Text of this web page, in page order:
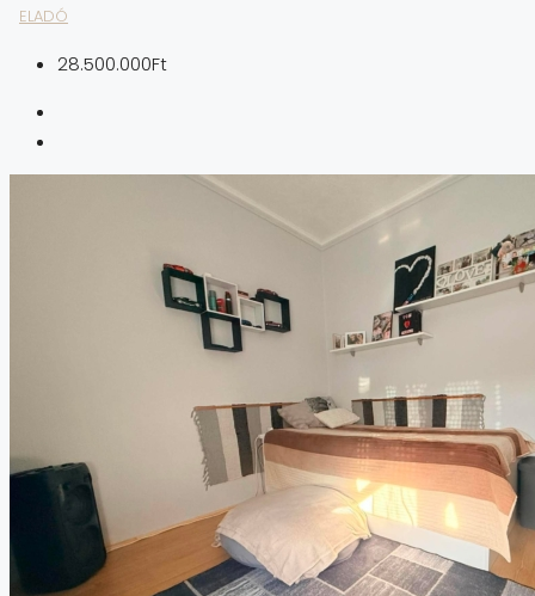
ELADÓ
28.500.000Ft